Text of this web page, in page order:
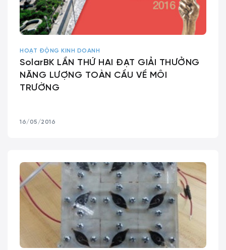
HOẠT ĐỘNG KINH DOANH
SolarBK LẦN THỨ HAI ĐẠT GIẢI THƯỞNG
NĂNG LƯỢNG TOÀN CẦU VỀ MÔI
TRƯỜNG
16/05/2016